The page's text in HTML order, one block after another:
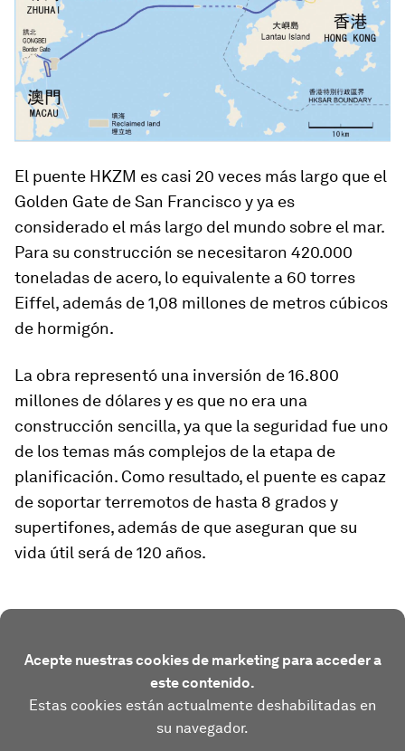
El puente HKZM es casi 20 veces más largo que el
Golden Gate de San Francisco y ya es
considerado el más largo del mundo sobre el mar.
Para su construcción se necesitaron 420.000
toneladas de acero, lo equivalente a 60 torres
Eiffel, además de 1,08 millones de metros cúbicos
de hormigón.
La obra representó una inversión de 16.800
millones de dólares y es que no era una
construcción sencilla, ya que la seguridad fue uno
de los temas más complejos de la etapa de
planificación. Como resultado, el puente es capaz
de soportar terremotos de hasta 8 grados y
supertifones, además de que aseguran que su
vida útil será de 120 años.
Acepte nuestras cookies de marketing para acceder a
este contenido.
Estas cookies están actualmente deshabilitadas en
su navegador.